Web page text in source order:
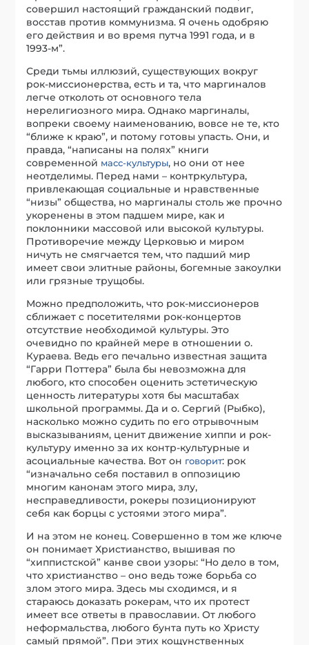
совершил настоящий гражданский подвиг,
восстав против коммунизма. Я очень одобряю
его действия и во время путча 1991 года, и в
1993-м”.
Среди тьмы иллюзий, существующих вокруг
рок-миссионерства, есть и та, что маргиналов
легче отколоть от основного тела
нерелигиозного мира. Однако маргиналы,
вопреки своему наименованию, вовсе не те, кто
“ближе к краю”, и потому готовы упасть. Они, и
правда, “написаны на полях” книги
современной масс-культуры, но они от нее
неотделимы. Перед нами – контркультура,
привлекающая социальные и нравственные
“низы” общества, но маргиналы столь же прочно
укоренены в этом падшем мире, как и
поклонники массовой или высокой культуры.
Противоречие между Церковью и миром
ничуть не смягчается тем, что падший мир
имеет свои элитные районы, богемные закоулки
или грязные трущобы.
Можно предположить, что рок-миссионеров
сближает с посетителями рок-концертов
отсутствие необходимой культуры. Это
очевидно по крайней мере в отношении о.
Кураева. Ведь его печально известная защита
“Гарри Поттера” была бы невозможна для
любого, кто способен оценить эстетическую
ценность литературы хотя бы масштабах
школьной программы. Да и о. Сергий (Рыбко),
насколько можно судить по его отрывочным
высказываниям, ценит движение хиппи и рок-
культуру именно за их контр-культурные и
асоциальные качества. Вот он говорит: рок
“изначально себя поставил в оппозицию
многим канонам этого мира, злу,
несправедливости, рокеры позиционируют
себя как борцы с устоями этого мира”.
И на этом не конец. Совершенно в том же ключе
он понимает Христианство, вышивая по
“хиппистской” канве свои узоры: “Но дело в том,
что христианство – оно ведь тоже борьба со
злом этого мира. Здесь мы сходимся, и я
стараюсь доказать рокерам, что их протест
имеет все ответы в православии. От любого
неформальства, любого бунта путь ко Христу
самый прямой”. При этих кощунственных